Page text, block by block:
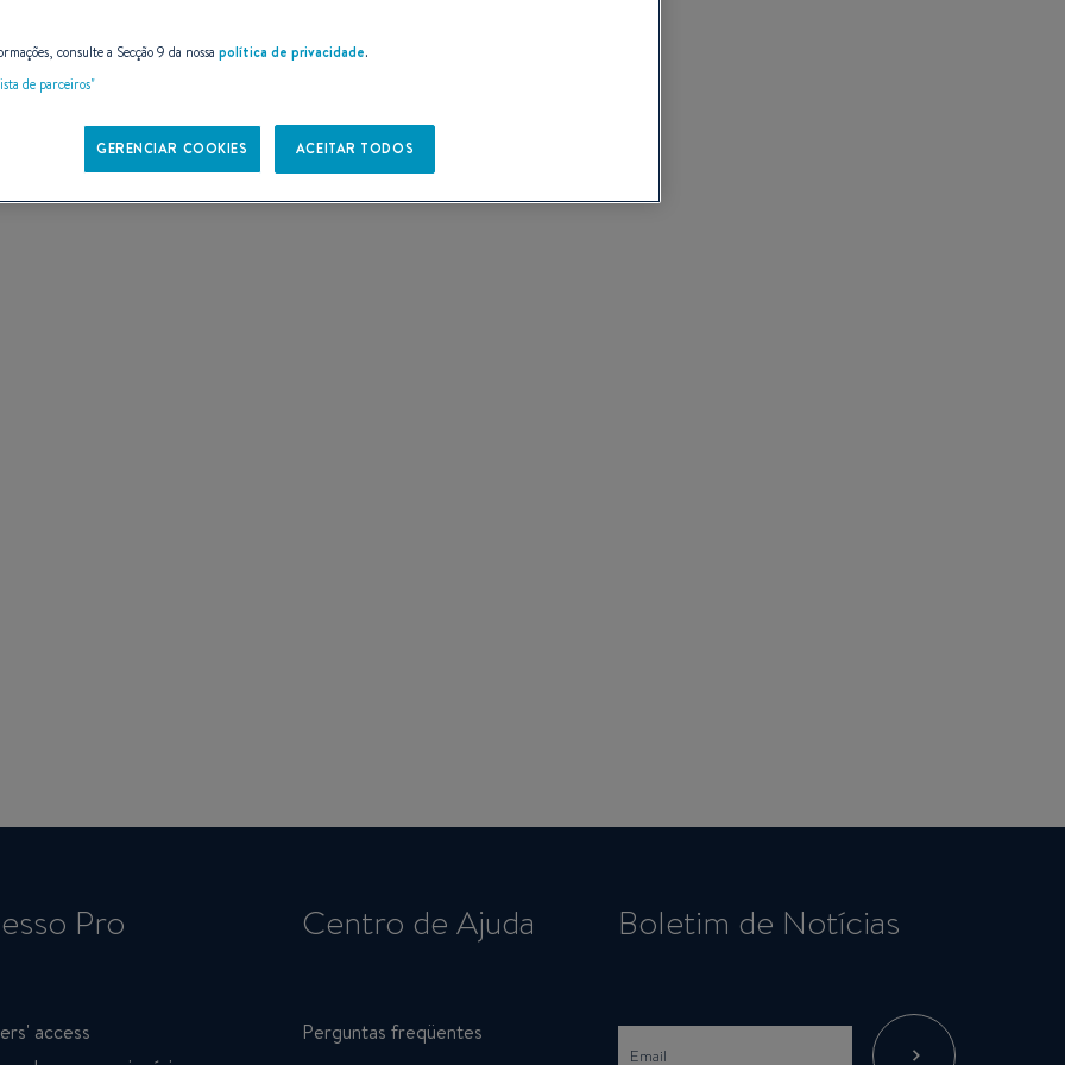
Pro
access
Centro de Ajuda
Perguntas freqüentes
Boletim de Notícias
consulte a Secção 9 da nossa política de privacidade.
de parceiros"
GERENCIAR COOKIES ACEITAR TODOS